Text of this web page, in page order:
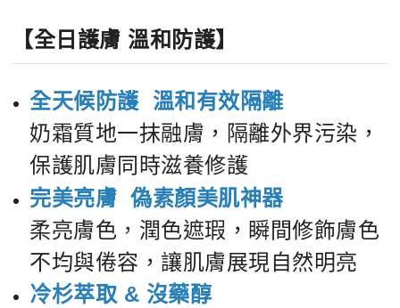
【全日護膚 溫和防護】
全天候防護 溫和有效隔離
奶霜質地一抹融膚，隔離外界污染，
保護肌膚同時滋養修護
完美亮膚偽素顏美肌神器
柔亮膚色 ， 潤色遮瑕，瞬間修飾膚色
不均與倦容，讓肌膚展現自然明亮
冷杉萃取 & 沒藥醇